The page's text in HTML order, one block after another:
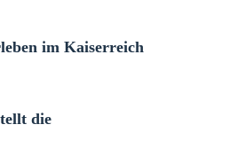
im Kaiserreich
die